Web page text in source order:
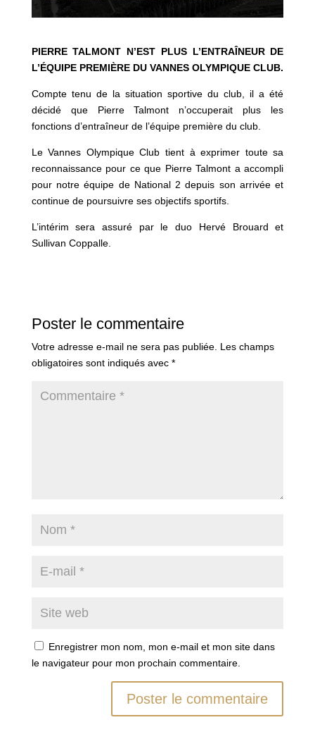
PIERRE TALMONT N’EST PLUS L’ENTRAÎNEUR DE
L’ÉQUIPE PREMIÈRE DU VANNES OLYMPIQUE CLUB.
Compte tenu de la situation sportive du club, il a été
décidé que Pierre Talmont n’occuperait plus les
fonctions d’entraîneur de l’équipe première du club.
Le Vannes Olympique Club tient à exprimer toute sa
reconnaissance pour ce que Pierre Talmont a accompli
pour notre équipe de National 2 depuis son arrivée et
continue de poursuivre ses objectifs sportifs.
L’intérim sera assuré par le duo Hervé Brouard et
Sullivan Coppalle.
Poster le commentaire
Votre adresse e-mail ne sera pas publiée. Les champs
obligatoires sont indiqués avec *
Enregistrer mon nom, mon e-mail et mon site dans
le navigateur pour mon prochain commentaire.